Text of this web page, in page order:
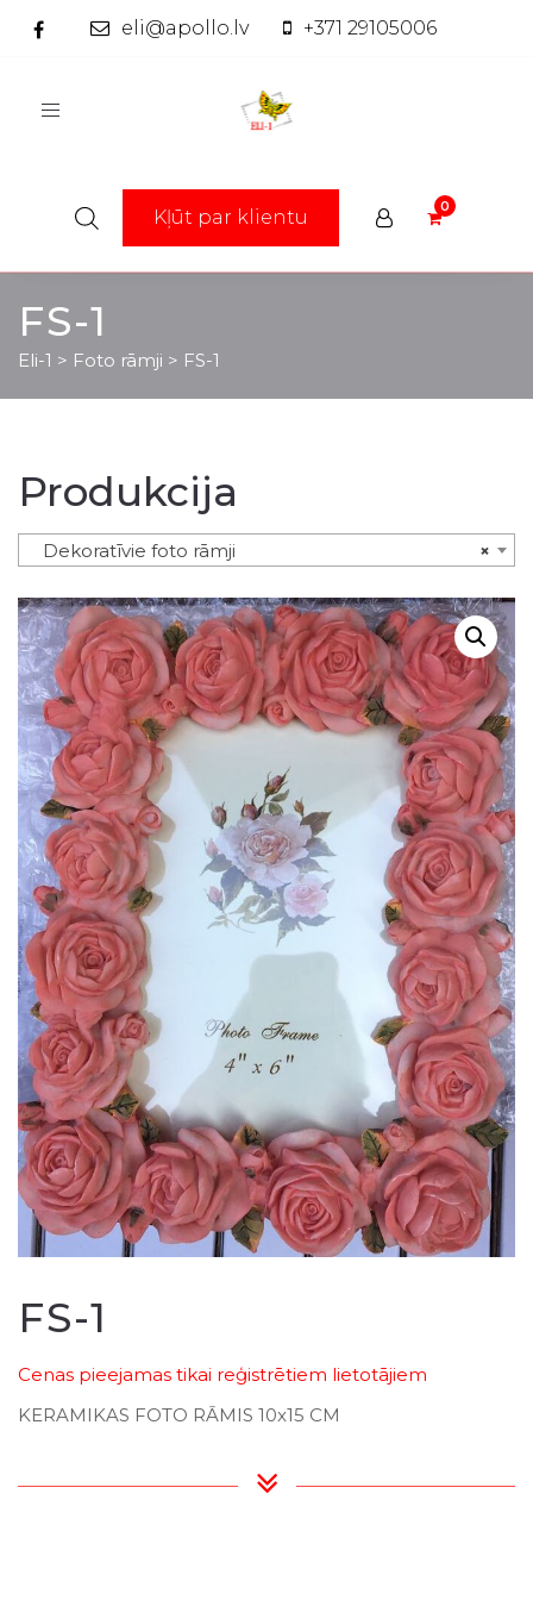
eli@apollo.lv +371 29105006
Toggle
Kļūt par klientu
FS-1
Eli-1 > Foto rāmji > FS-1
Produkcija
×
Dekoratīvie foto rāmji
FS-1
Cenas pieejamas tikai reģistrētiem lietotājiem
KERAMIKAS FOTO RĀMIS 10x15 CM